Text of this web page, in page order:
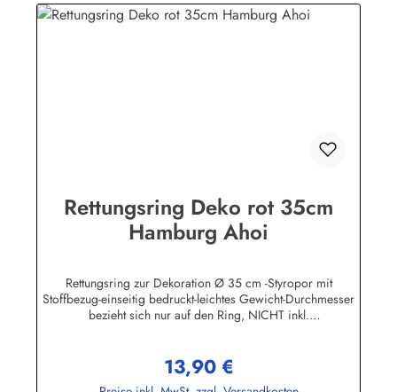
Rettungsring Deko rot 35cm
Hamburg Ahoi
Rettungsring zur Dekoration Ø 35 cm -Styropor mit
Stoffbezug-einseitig bedruckt-leichtes Gewicht-Durchmesser
bezieht sich nur auf den Ring, NICHT inkl.
Regulärer Preis:
13,90 €